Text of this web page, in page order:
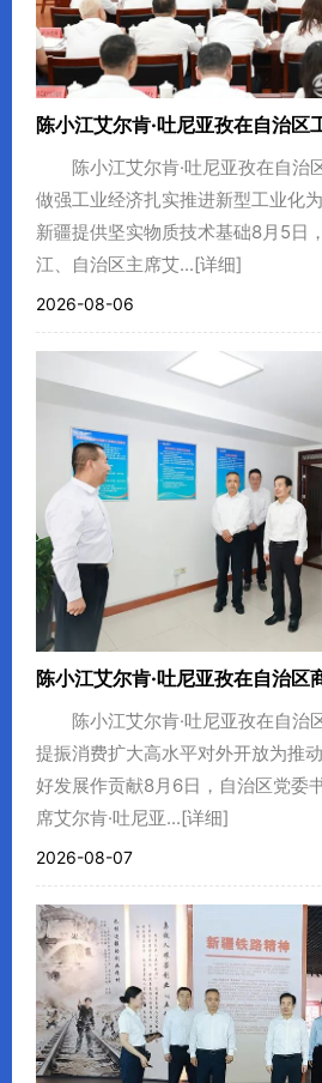
陈小江艾尔肯·吐尼亚孜在自治区
陈小江艾尔肯·吐尼亚孜在自治
做强工业经济扎实推进新型工业化
新疆提供坚实物质技术基础8月5日
江、自治区主席艾...[详细]
2026-08-06
陈小江艾尔肯·吐尼亚孜在自治区
陈小江艾尔肯·吐尼亚孜在自治
提振消费扩大高水平对外开放为推
好发展作贡献8月6日，自治区党委
席艾尔肯·吐尼亚...[详细]
2026-08-07